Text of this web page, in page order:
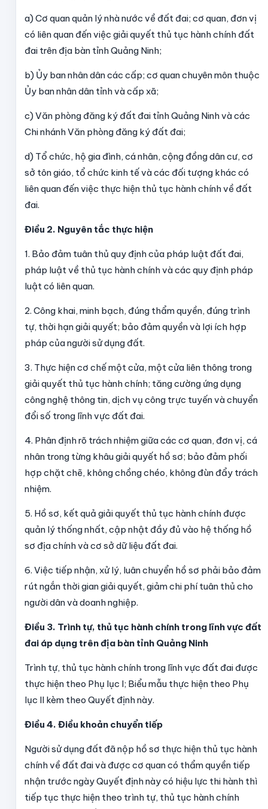
a) Cơ quan quản lý nhà nước về đất đai; cơ quan, đơn vị
có liên quan đến việc giải quyết thủ tục hành chính đất
đai trên địa bàn tỉnh Quảng Ninh;
b) Ủy ban nhân dân các cấp; cơ quan chuyên môn thuộc
Ủy ban nhân dân tỉnh và cấp xã;
c) Văn phòng đăng ký đất đai tỉnh Quảng Ninh và các
Chi nhánh Văn phòng đăng ký đất đai;
d) Tổ chức, hộ gia đình, cá nhân, cộng đồng dân cư, cơ
sở tôn giáo, tổ chức kinh tế và các đối tượng khác có
liên quan đến việc thực hiện thủ tục hành chính về đất
đai.
Điều 2. Nguyên tắc thực hiện
1. Bảo đảm tuân thủ quy định của pháp luật đất đai,
pháp luật về thủ tục hành chính và các quy định pháp
luật có liên quan.
2. Công khai, minh bạch, đúng thẩm quyền, đúng trình
tự, thời hạn giải quyết; bảo đảm quyền và lợi ích hợp
pháp của người sử dụng đất.
3. Thực hiện cơ chế một cửa, một cửa liên thông trong
giải quyết thủ tục hành chính; tăng cường ứng dụng
công nghệ thông tin, dịch vụ công trực tuyến và chuyển
đổi số trong lĩnh vực đất đai.
4. Phân định rõ trách nhiệm giữa các cơ quan, đơn vị, cá
nhân trong từng khâu giải quyết hồ sơ; bảo đảm phối
hợp chặt chẽ, không chồng chéo, không đùn đẩy trách
nhiệm.
5. Hồ sơ, kết quả giải quyết thủ tục hành chính được
quản lý thống nhất, cập nhật đầy đủ vào hệ thống hồ
sơ địa chính và cơ sở dữ liệu đất đai.
6. Việc tiếp nhận, xử lý, luân chuyển hồ sơ phải bảo đảm
rút ngắn thời gian giải quyết, giảm chi phí tuân thủ cho
người dân và doanh nghiệp.
Điều 3. Trình tự, thủ tục hành chính trong lĩnh vực đất
đai áp dụng trên địa bàn tỉnh Quảng Ninh
Trình tự, thủ tục hành chính trong lĩnh vực đất đai được
thực hiện theo Phụ lục I; Biểu mẫu thực hiện theo Phụ
lục II kèm theo Quyết định này.
Điều 4. Điều khoản chuyển tiếp
Người sử dụng đất đã nộp hồ sơ thực hiện thủ tục hành
chính về đất đai và được cơ quan có thẩm quyền tiếp
nhận trước ngày Quyết định này có hiệu lực thi hành thì
tiếp tục thực hiện theo trình tự, thủ tục hành chính